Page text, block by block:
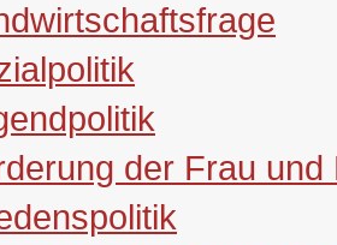
der Frau und